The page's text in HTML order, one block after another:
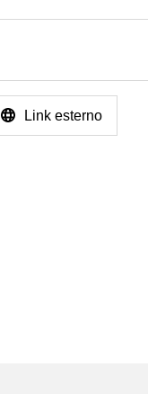
Link esterno